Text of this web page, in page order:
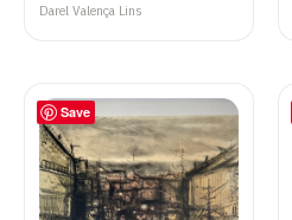
Darel Valença Lins
Save